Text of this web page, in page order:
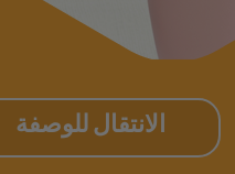
الانتقال للوصفة